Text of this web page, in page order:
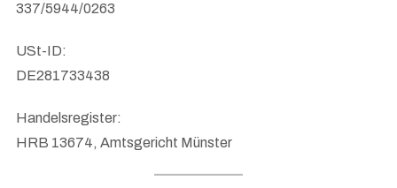
337/5944/0263
USt-ID:
DE281733438
Handelsregister:
HRB 13674, Amtsgericht Münster